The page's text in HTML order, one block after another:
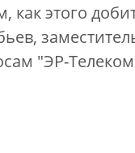
как этого
"ЭР-